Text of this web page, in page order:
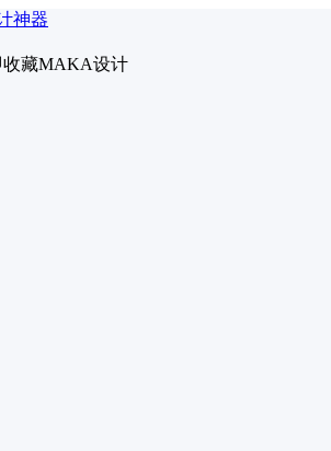
收藏MAKA设计